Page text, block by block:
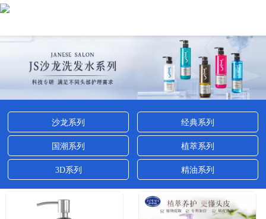
沙龙系列 经典系列
国潮系列 植萃系列
3D系列 精油系列